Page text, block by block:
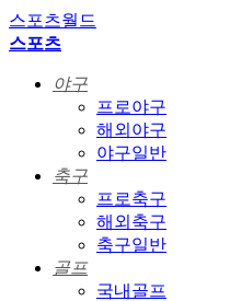
스포츠월드
스포츠
야구
프로야구
해외야구
야구일반
축구
프로축구
해외축구
축구일반
골프
국내골프